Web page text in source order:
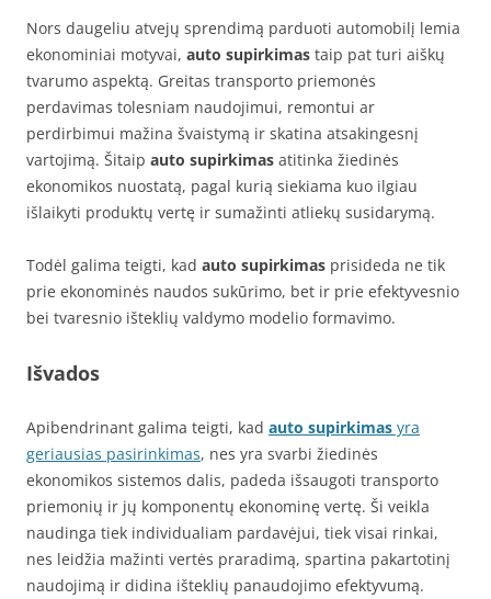
Nors daugeliu atvejų sprendimą parduoti automobilį lemia
ekonominiai motyvai, auto supirkimas taip pat turi aiškų
tvarumo aspektą. Greitas transporto priemonės
perdavimas tolesniam naudojimui, remontui ar
perdirbimui mažina švaistymą ir skatina atsakingesnį
vartojimą. Šitaip auto supirkimas atitinka žiedinės
ekonomikos nuostatą, pagal kurią siekiama kuo ilgiau
išlaikyti produktų vertę ir sumažinti atliekų susidarymą.
Todėl galima teigti, kad auto supirkimas prisideda ne tik
prie ekonominės naudos sukūrimo, bet ir prie efektyvesnio
bei tvaresnio išteklių valdymo modelio formavimo.
Išvados
Apibendrinant galima teigti, kad auto supirkimas yra
geriausias pasirinkimas, nes yra svarbi žiedinės
ekonomikos sistemos dalis, padeda išsaugoti transporto
priemonių ir jų komponentų ekonominę vertę. Ši veikla
naudinga tiek individualiam pardavėjui, tiek visai rinkai,
nes leidžia mažinti vertės praradimą, spartina pakartotinį
naudojimą ir didina išteklių panaudojimo efektyvumą.